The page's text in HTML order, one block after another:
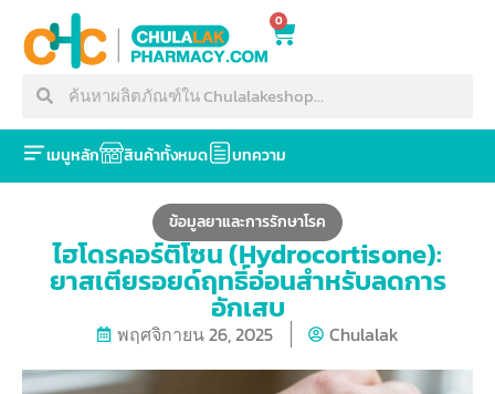
0
เมนูหลัก สินค้าทั้งหมด บทความ
ข้อมูลยาและการรักษาโรค
ไฮโดรคอร์ติโซน (Hydrocortisone):
ยาสเตียรอยด์ฤทธิ์อ่อนสำหรับลดการ
อักเสบ
พฤศจิกายน 26, 2025 Chulalak